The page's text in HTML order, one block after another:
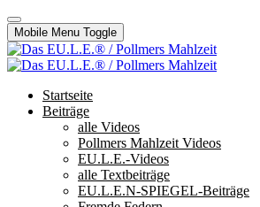
Mobile Menu Toggle
Startseite
Beiträge
alle Videos
Pollmers Mahlzeit Videos
EU.L.E.-Videos
alle Textbeiträge
EU.L.E.N-SPIEGEL-Beiträge